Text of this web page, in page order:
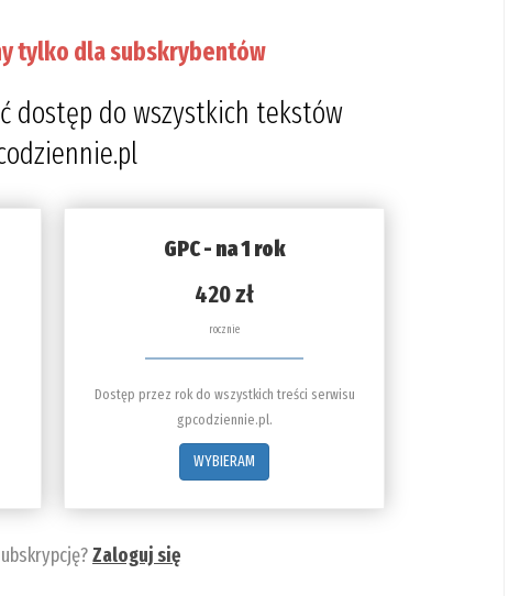
tylko dla subskrybentów
dostęp do wszystkich tekstów
GPC - na 1 rok
420 zł
rocznie
Dostęp przez rok do wszystkich treści serwisu
gpcodziennie.pl.
WYBIERAM
Zaloguj się